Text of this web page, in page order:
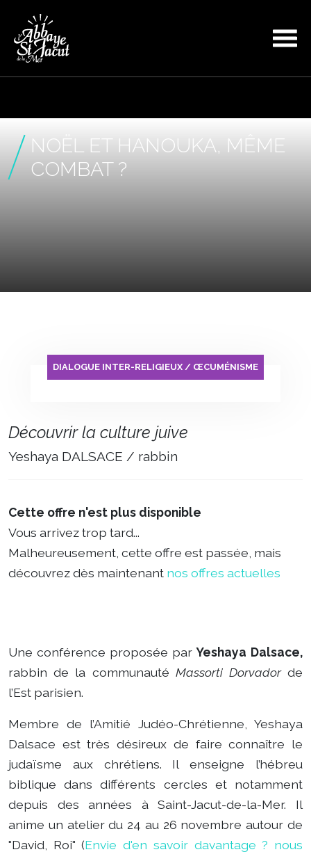
NOËL ET HANOUKA, MÊME
COMBAT ?
DIALOGUE INTER-RELIGIEUX / ŒCUMÉNISME
Découvrir la culture juive
Yeshaya DALSACE / rabbin
Cette offre n'est plus disponible
Vous arrivez trop tard...
Malheureusement, cette offre est passée, mais
découvrez dès maintenant nos offres actuelles
Une conférence proposée par Yeshaya Dalsace,
rabbin de la communauté Massorti Dorvadorde
l’Est parisien.
Membre de l’Amitié Judéo-Chrétienne, Yeshaya
Dalsace est très désireux de faire connaître le
judaïsme aux chrétiens. Il enseigne l’hébreu
biblique dans différents cercles et notamment
depuis des années à Saint-Jacut-de-la-Mer. Il
anime un atelier du 24 au 26 novembre autour de
"David, Roi" (Envie d'en savoir davantage ? nous